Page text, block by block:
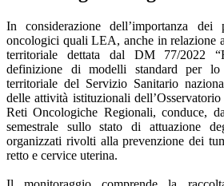
In considerazione dell’importanza dei
oncologici quali LEA, anche in relazione
territoriale dettata dal DM 77/2022
definizione di modelli standard per lo
territoriale del Servizio Sanitario
delle attività istituzionali
Reti Oncologiche Regionali, conduce,
semestrale sullo stato di attuazione
organizzati rivolti alla prevenzione dei
retto e cervice uterina.